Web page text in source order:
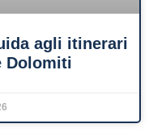
agli itinerari
Dolomiti